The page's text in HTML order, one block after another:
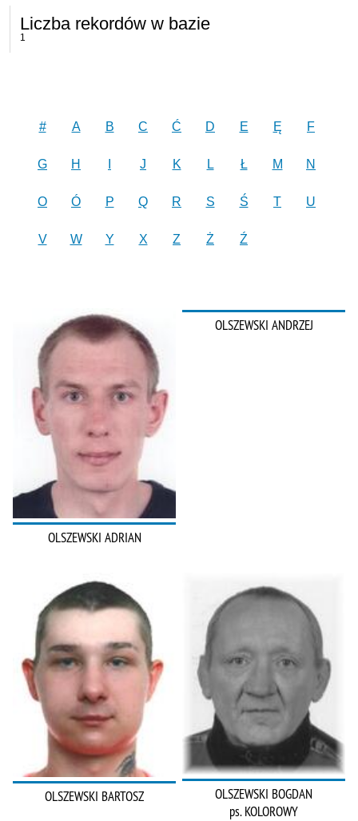
Liczba rekordów w bazie
1
# A B C Ć D E Ę F
G H J K L Ł M N
O Ó P Q R S Ś T U
V W Y X Z Ż Ź
OLSZEWSKI ADRIAN
OLSZEWSKI ANDRZEJ
OLSZEWSKI BARTOSZ
OLSZEWSKI BOGDAN
ps. KOLOROWY